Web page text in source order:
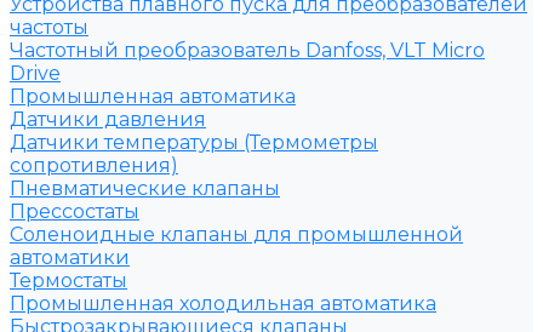
частоты
Частотный преобразователь Danfoss, VLT Micro
Drive
Промышленная автоматика
Датчики давления
Датчики температуры (Термометры
сопротивления)
Пневматические клапаны
Прессостаты
Соленоидные клапаны для промышленной
автоматики
Термостаты
Промышленная холодильная автоматика
Быстрозакрывающиеся клапаны